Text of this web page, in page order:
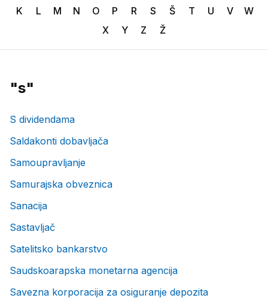
K
L M N O P R S Š T U V
W
X
Y Z Ž
"s"
S dividendama
Saldakonti dobavljača
Samoupravljanje
Samurajska obveznica
Sanacija
Sastavljač
Satelitsko bankarstvo
Saudskoarapska monetarna agencija
Savezna korporacija za osiguranje depozita